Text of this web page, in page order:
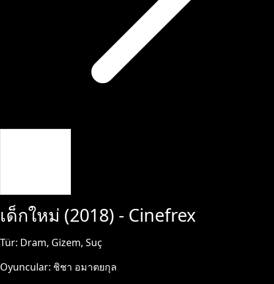
เด็กใหม่ (2018) - Cinefrex
Tür: Dram, Gizem, Suç
Oyuncular: ชิชา อมาตยกุล